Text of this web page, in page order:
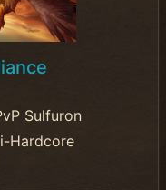
Sulfuron
Hardcore